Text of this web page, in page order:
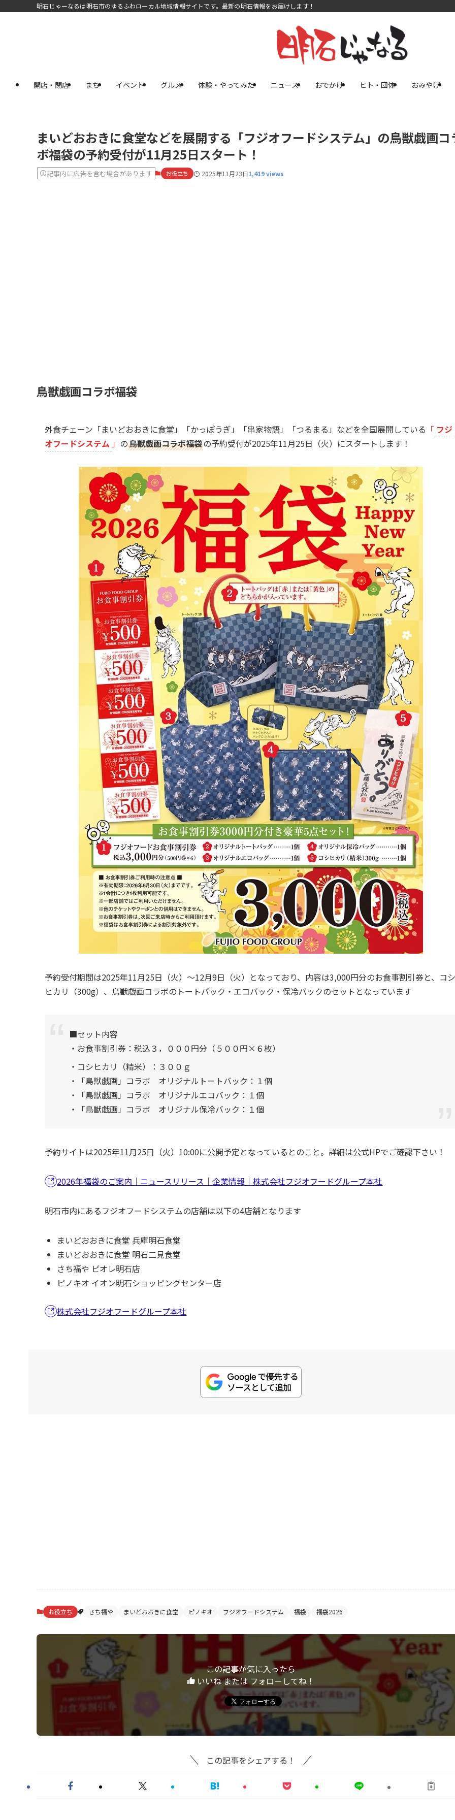
明石じゃーなるは明石市のゆるふわローカル地域情報サイトです。最新の明石情報をお届けします！
開店・閉店 まち イベント グルメ 体験・やってみた ニュース おでかけ ヒト・団体 おみやげ
まいどおおきに食堂などを展開する「フジオフードシステム」の鳥獣戯画コ
ボ福袋の予約受付が11月25日スタート！
記事内に広告を含む場合があります お役立ち 2025年11月23日1,419 views
鳥獣戯画コラボ福袋
外食チェーン「まいどおおきに食堂」「かっぽうぎ」「串家物語」「つるまる」などを全国展開している 「 フジ
オフードシステム 」 の鳥獣戯画コラボ福袋の予約受付が2025年11月25日（火）にスタートします！
予約受付期間は2025年11月25日（火）～12月9日（火）となっており、内容は3,000円分のお食事割引券と、コシ
ヒカリ（300g）、鳥獣戯画コラボのトートバック・エコバック・保冷バックのセットとなっています
■セット内容
・お食事割引券：税込３，０００円分（５００円×６枚）
・コシヒカリ（精米）：３００ｇ
・「鳥獣戯画」コラボ オリジナルトートバック：１個
・「鳥獣戯画」コラボ オリジナルエコバック：１個
・「鳥獣戯画」コラボ オリジナル保冷バック：１個
予約サイトは2025年11月25日（火）10:00に公開予定となっているとのこと。詳細は公式HPでご確認下さい！
2026年福袋のご案内｜ニュースリリース｜企業情報｜株式会社フジオフードグループ本社
明石市内にあるフジオフードシステムの店舗は以下の4店舗となります
まいどおおきに食堂 兵庫明石食堂
まいどおおきに食堂 明石二見食堂
さち福や ピオレ明石店
ピノキオ イオン明石ショッピングセンター店
株式会社フジオフードグループ本社
お役立ち さち福や まいどおおきに食堂 ピノキオ フジオフードシステム 福袋 福袋2026
この記事が気に入ったら
いいね または フォローしてね！
この記事をシェアする！